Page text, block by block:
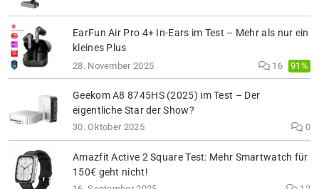
EarFun Air Pro 4+ In-Ears im Test – Mehr als nur ein
kleines Plus
28. November 2025 16 91%
Geekom A8 8745HS (2025) im Test – Der
eigentliche Star der Show?
30. Oktober 2025 0
Amazfit Active 2 Square Test: Mehr Smartwatch für
150€ geht nicht!